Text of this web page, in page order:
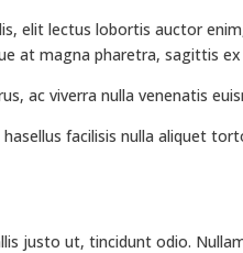
elit lectus lobortis auctor
at magna pharetra, sagittis
ac viverra nulla venenatis
facilisis nulla aliquet
justo ut, tincidunt odio.